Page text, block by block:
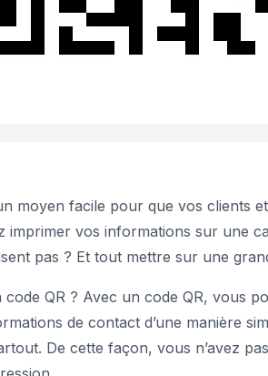
moyen facile pour que vos clients
imprimer vos informations sur une
pas ? Et tout mettre sur une
code QR ? Avec un code QR, vous
de contact d’une manière
De cette façon, vous n’avez